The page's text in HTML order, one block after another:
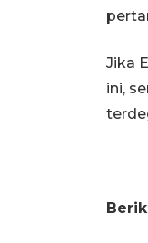
Jika
ini,